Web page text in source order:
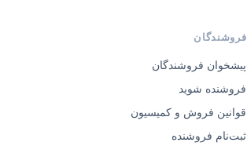
فروشندگان
پیشخوان فروشندگان
فروشنده شوید
قوانین فروش و کمیسیون
ثبت‌نام فروشنده